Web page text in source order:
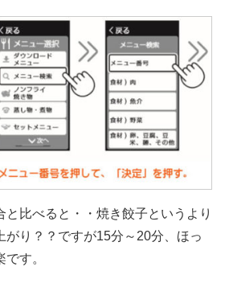
と比べると・・焼き餃子というより
がり？？ですが15分～20分、ほっ
す。